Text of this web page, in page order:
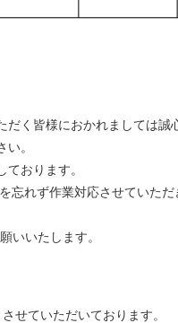
だく皆様におかれましては誠
。
おります。
忘れず作業対応させていただ
いいたします。
せていただいております。